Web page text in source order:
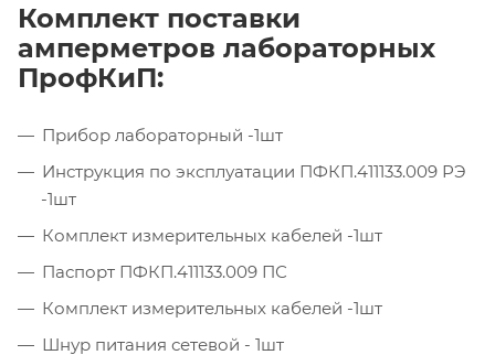
Комплект поставки
амперметров лабораторных
ПрофКиП:
Прибор лабораторный -1шт
Инструкция по эксплуатации ПФКП.411133.009 РЭ
-1шт
Комплект измерительных кабелей -1шт
Паспорт ПФКП.411133.009 ПС
Комплект измерительных кабелей -1шт
Шнур питания сетевой - 1шт